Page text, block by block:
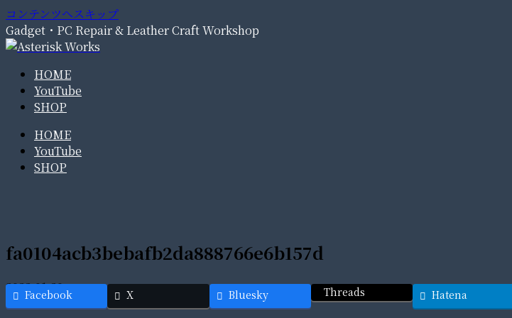
コンテンツへスキップ
Gadget・PC Repair & Leather Craft Workshop
HOME
YouTube
SHOP
HOME
YouTube
SHOP
fa0104acb3bebafb2da888766e6b157d
2022.01.20
Facebook X Bluesky Threads Hatena